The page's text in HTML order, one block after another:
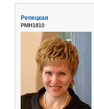
Репецкая
РМН1810